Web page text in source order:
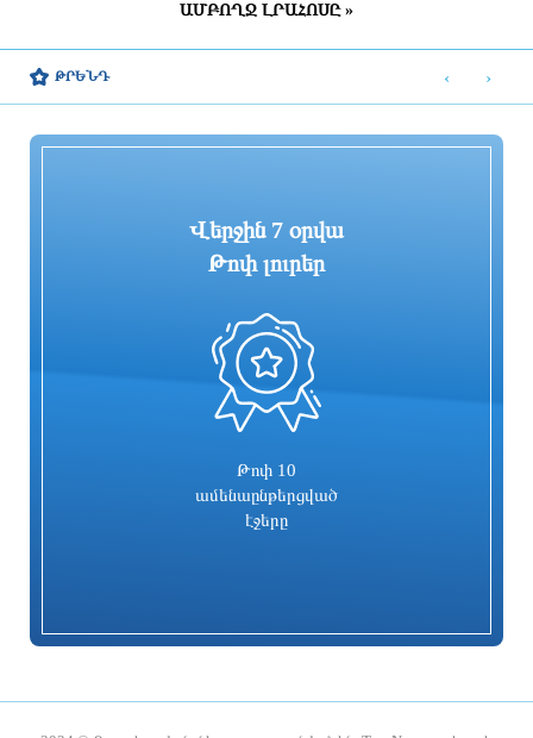
ՀՀ ԱԺ նախագահի պաշտոնում
ընտրվելու կապակցությամբ
Գարեգին Բ-ի և վեց եպիսկոպոսների
ինքնաբացարկ հայտնեց. նոր
Իսրայելն արձագանքել է Թուրքիայի
Մուրադ Սիմոնյանից կբռնագանձվի 4
հունական ժողովրդական պարերի
ԱՄԲՈՂՋ ԼՐԱՀՈՍԸ »
ԹՐԵՆԴ
Վերջին 7 օրվա
Թոփ լուրեր
Թոփ 10
ամենաընթերցված
էջերը
‹ ›